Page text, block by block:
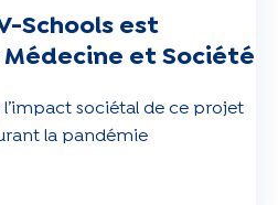
Schools est
et Société
sociétal de ce projet
la pandémie